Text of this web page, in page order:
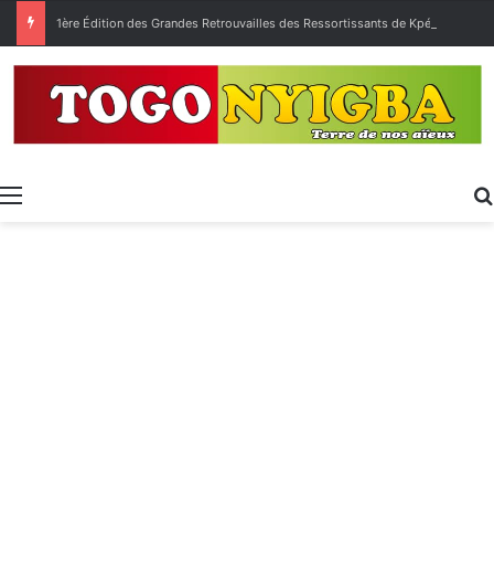
Menu